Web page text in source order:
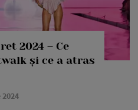
2024 – Ce
și ce a atras